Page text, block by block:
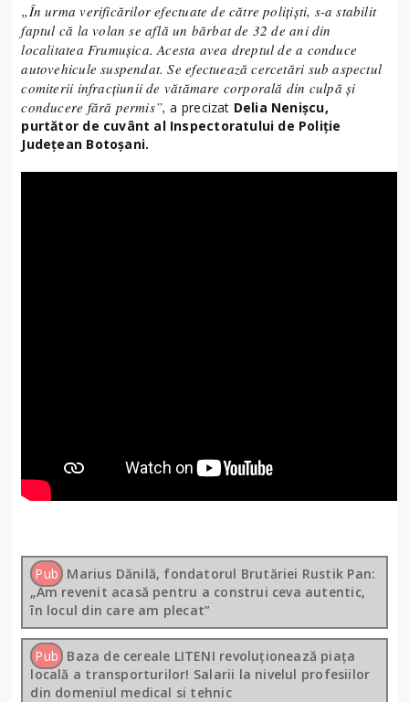
„În urma verificărilor efectuate de către polițiști, s-a stabilit
faptul că la volan se află un bărbat de 32 de ani din
localitatea Frumușica. Acesta avea dreptul de a conduce
autovehicule suspendat. Se efectuează cercetări sub aspectul
comiterii infracțiunii de vătămare corporală din culpă și
conducere fără permis”, a precizat Delia Nenișcu,
purtător de cuvânt al Inspectoratului de Poliție
Județean Botoșani.
Pub Marius Dănilă, fondatorul Brutăriei Rustik Pan:
„Am revenit acasă pentru a construi ceva autentic,
în locul din care am plecat”
Pub Baza de cereale LITENI revoluționează piața
locală a transporturilor! Salarii la nivelul profesiilor
din domeniul medical si tehnic